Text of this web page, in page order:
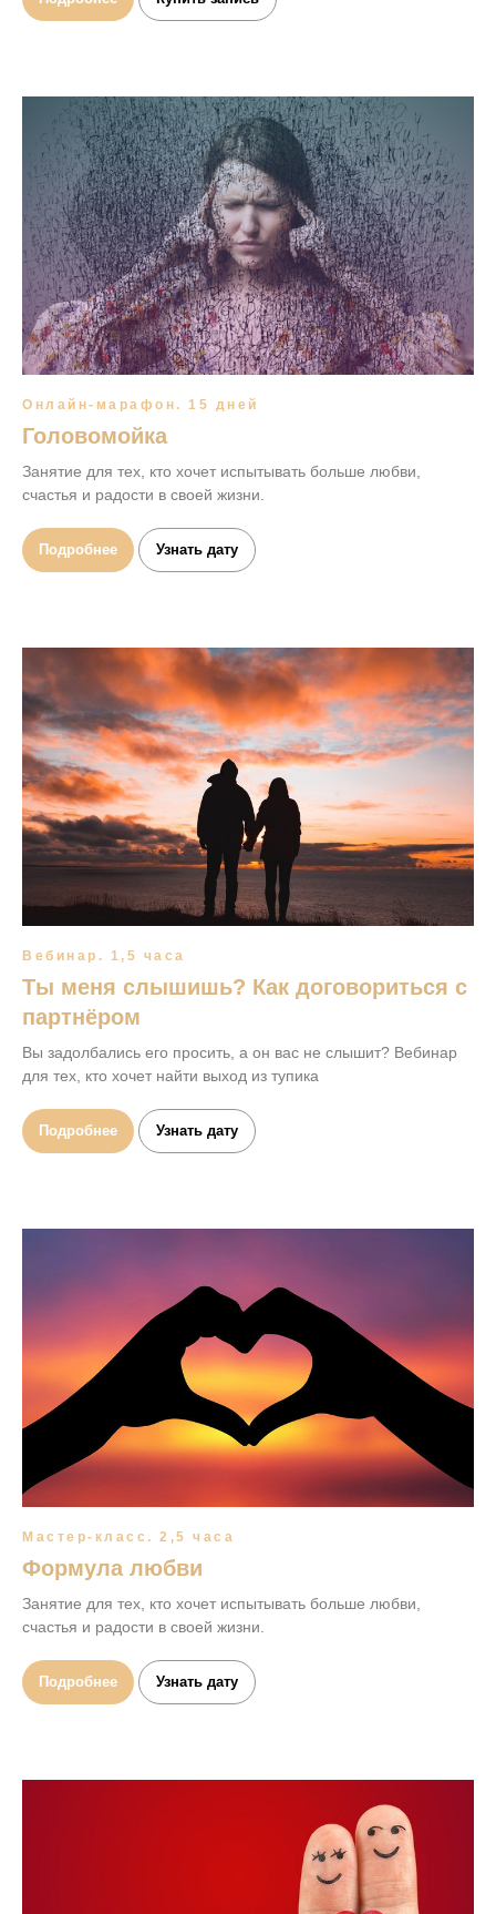
Онлайн-марафон. 15 дней
Головомойка
Занятие для тех, кто хочет испытывать больше любви,
счастья и радости в своей жизни.
Подробнее Узнать дату
Вебинар. 1,5 часа
Ты меня слышишь? Как договориться с
партнёром
Вы задолбались его просить, а он вас не слышит? Вебинар
для тех, кто хочет найти выход из тупика
Подробнее Узнать дату
Мастер-класс. 2,5 часа
Формула любви
Занятие для тех, кто хочет испытывать больше любви,
счастья и радости в своей жизни.
Подробнее Узнать дату